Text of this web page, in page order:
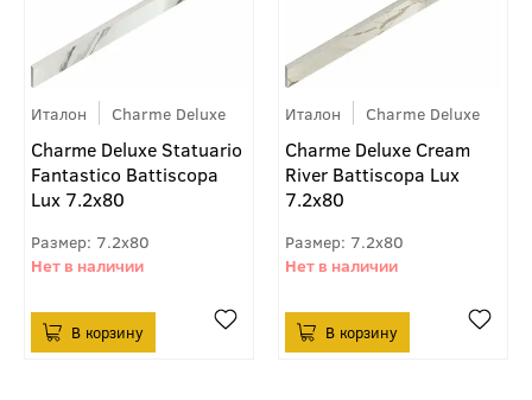
Италон Charme Deluxe
Charme Deluxe Statuario
Fantastico Battiscopa
Lux 7.2x80
7.2x80
Италон Charme Deluxe
Charme Deluxe Cream
River Battiscopa Lux
7.2x80
7.2x80